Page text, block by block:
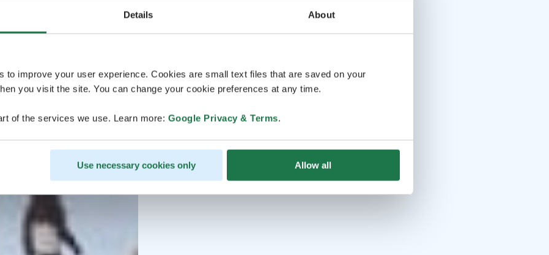
Details About
to improve your user experience. Cookies are small text files that are saved on your
you visit the site. You can change your cookie preferences at any time.
of the services we use. Learn more: Google Privacy & Terms.
Use necessary cookies only Allow all